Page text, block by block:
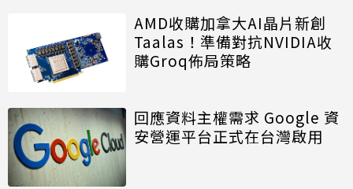
AMD收購加拿大AI晶片新創
Taalas！準備對抗NVIDIA收
購Groq佈局策略
回應資料主權需求 Google 資
安營運平台正式在台灣啟用